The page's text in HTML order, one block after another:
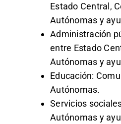
Estado Central,
Autónomas y
Administración
entre Estado
Autónomas y
Educación:
Autónomas.
Servicios
Autónomas y